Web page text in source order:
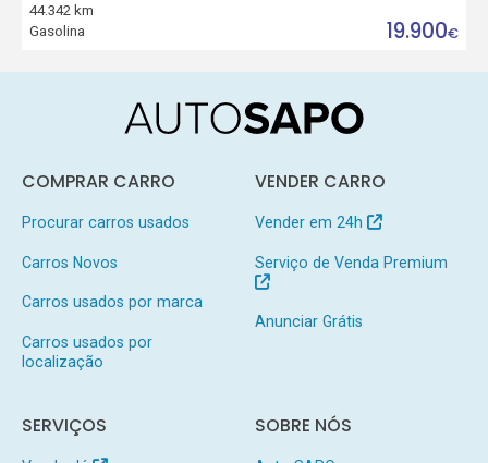
44.342 km
Gasolina
19.900€
COMPRAR CARRO
Procurar carros usados
Carros Novos
Carros usados por marca
Carros usados por
localização
VENDER CARRO
Vender em 24h
Serviço de Venda Premium
Anunciar Grátis
SERVIÇOS SOBRE NÓS